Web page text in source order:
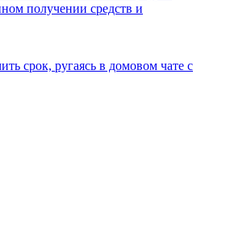
получении средств и
срок, ругаясь в домовом чате с